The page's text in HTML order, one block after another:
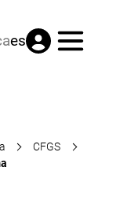
es Menú
CFGS